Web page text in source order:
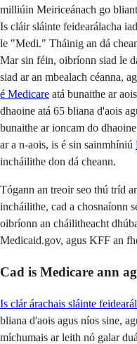
milliúin Meiriceánach go
Is cláir sláinte feidearálacha
le "Medi." Tháinig an dá
Mar sin féin, oibríonn siad le
siad ar an mbealach céanna,
é Medicare atá bunaithe ar
dhaoine atá 65 bliana d'aois
bunaithe ar ioncam do
ar a n-aois, is é sin sainmhíniú
incháilithe don dá cheann.
Tógann an treoir seo thú tríd
incháilithe, cad a chosnaíonn
oibríonn an cháilitheacht
Medicaid.gov, agus KFF an
Cad is Medicare ann
Is clár árachais sláinte
bliana d'aois agus níos sine,
míchumais ar leith nó galar